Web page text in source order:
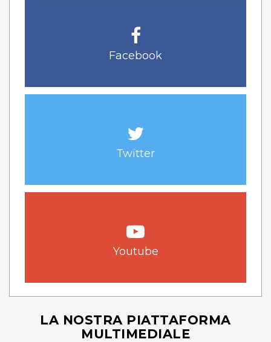
Facebook
Twitter
Youtube
LA NOSTRA PIATTAFORMA
MULTIMEDIALE